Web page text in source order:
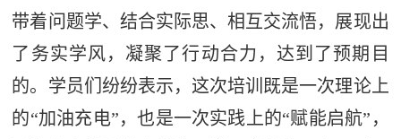
带着问题学、结合实际思、相互交流悟，展现出
了务实学风，凝聚了行动合力，达到了预期目
的。学员们纷纷表示，这次培训既是一次理论上
的“加油充电”，也是一次实践上的“赋能启航”，